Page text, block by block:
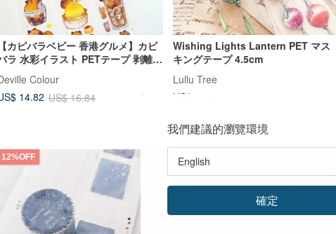
【カピバラベビー 香港グルメ】カピ
ラ 水彩イラスト PETテープ 剥離紙
き 手帳Colour
14.82 US$ 16.84
Wishing Lights Lantern PET マス
キングテープ 4.5cm
Lullu Tree
US$ 17.50
12%OFF 12%OFF
我們建議的瀏覽環境
確定